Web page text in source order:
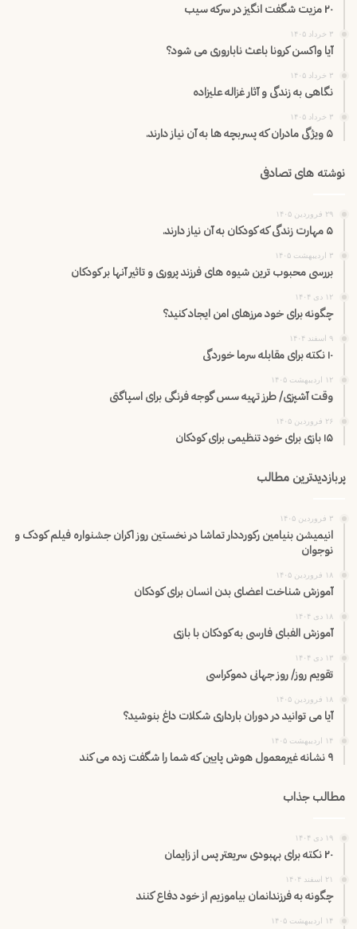
۲۰ مزیت شگفت انگیز در سرکه سیب
۳ خرداد ۱۴۰۵
آیا واکسن کرونا باعث ناباروری می شود؟
۳ خرداد ۱۴۰۵
نگاهی به زندگی و آثار غزاله علیزاده
۳ خرداد ۱۴۰۵
۵ ویژگی مادران که پسربچه ها به آن نیاز دارند.
نوشته های تصادفی
۲۹ فروردین ۱۴۰۵
۵ مهارت زندگی که کودکان به آن نیاز دارند.
۳ اردیبهشت ۱۴۰۵
بررسی محبوب ترین شیوه های فرزند پروری و تاثیر آنها بر کودکان
۱۲ دی ۱۴۰۴
چگونه برای خود مرزهای امن ایجاد کنید؟
۹ اسفند ۱۴۰۴
۱۰ نکته برای مقابله سرما خوردگی
۱۲ اردیبهشت ۱۴۰۵
وقت آشپزی/ طرز تهیه سس گوجه فرنگی برای اسپاگتی
۲۶ فروردین ۱۴۰۵
۱۵ بازی برای خود تنظیمی برای کودکان
پربازدیدترین مطالب
۳ فروردین ۱۴۰۵
انیمیشن بنیامین رکورددار تماشا در نخستین روز اکران‌ جشنواره فیلم کودک و
نوجوان
۱۸ فروردین ۱۴۰۵
آموزش شناخت اعضای بدن انسان برای کودکان
۱۸ دی ۱۴۰۴
آموزش الفبای فارسی به کودکان با بازی
۱۳ دی ۱۴۰۴
تقویم روز/ روز جهانی دموکراسی
۱۸ فروردین ۱۴۰۵
آیا می توانید در دوران بارداری شکلات داغ بنوشید؟
۱۴ اردیبهشت ۱۴۰۵
۹ نشانه غیرمعمول هوش پایین که شما را شگفت زده می کند
مطالب جذاب
۱۹ دی ۱۴۰۴
۲۰ نکته برای بهبودی سریعتر پس از زایمان
۲۱ اسفند ۱۴۰۴
چگونه به فرزندانمان بیاموزیم از خود دفاع کنند
۱۴ اردیبهشت ۱۴۰۵